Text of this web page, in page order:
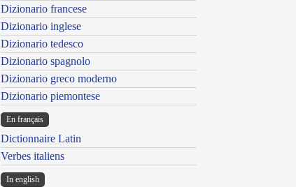
Dizionario francese
Dizionario inglese
Dizionario tedesco
Dizionario spagnolo
Dizionario greco moderno
Dizionario piemontese
En français
Dictionnaire Latin
Verbes italiens
In english